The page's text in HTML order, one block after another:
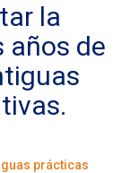
la
años de
prácticas